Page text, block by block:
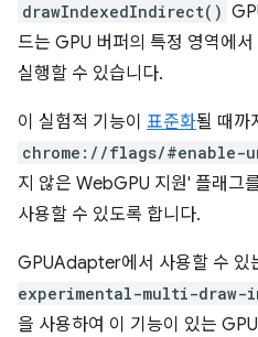
drawIndexedIndirect()
드는 GPU 버퍼의 특정 영역에
실행할 수 있습니다.
이 실험적 기능이 표준화될 때까
chrome://flags/#enable-
지 않은 WebGPU 지원' 플래그
사용할 수 있도록 합니다.
GPUAdapter에서 사용할 수 있
experimental-multi-draw-
을 사용하여 이 기능이 있는